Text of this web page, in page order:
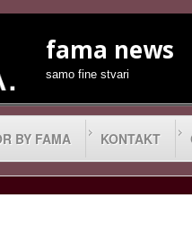
fama news
samo fine stvari
BY FAMA KONTAKT